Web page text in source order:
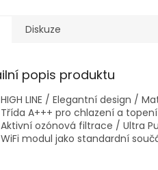
Diskuze
popis produktu
HIGH LINE / Elegantní design /
Třída A+++ pro chlazení a
Aktivní ozónová filtrace / Ultra
WiFi modul jako standardní